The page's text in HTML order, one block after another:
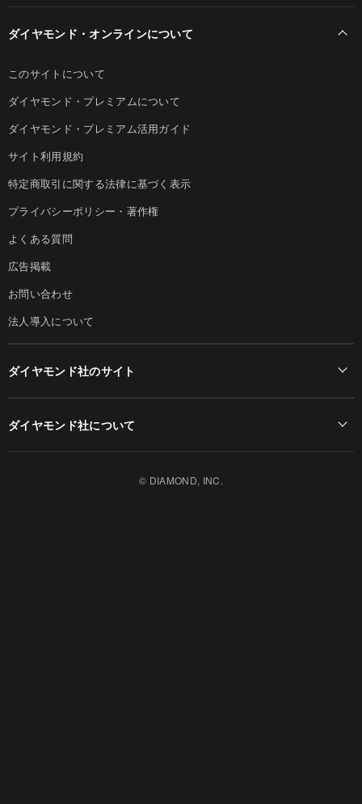
ダイヤモンド・オンラインについて
このサイトについて
ダイヤモンド・プレミアムについて
ダイヤモンド・プレミアム活用ガイド
サイト利用規約
特定商取引に関する法律に基づく表示
プライバシーポリシー・著作権
よくある質問
広告掲載
お問い合わせ
法人導入について
ダイヤモンド社のサイト
ダイヤモンド社について
© DIAMOND, INC.